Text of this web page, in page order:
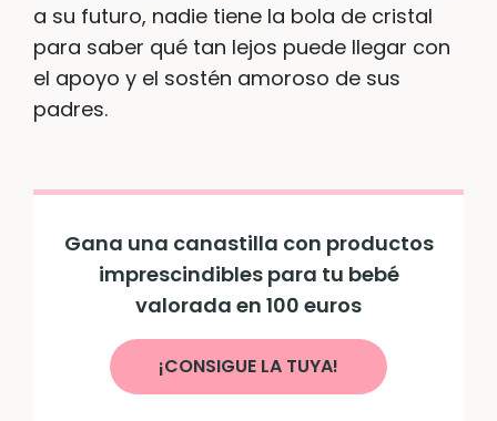
a su futuro, nadie tiene la bola de cristal
para saber qué tan lejos puede llegar con
el apoyo y el sostén amoroso de sus
padres.
Gana una canastilla con productos
imprescindibles para tu bebé
valorada en 100 euros
¡CONSIGUE LA TUYA!